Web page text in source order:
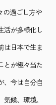
の過ごし方や
活が多様化し
は日本で生ま
とが極々当た
、今は自分自
候、環境、